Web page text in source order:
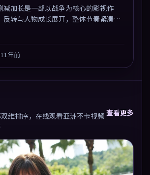
加长是一部以战争为核心的影视作
反转与人物成长展开，整体节奏紧凑，
11年前
维排序，在线观看亚洲不卡视频 查看更多